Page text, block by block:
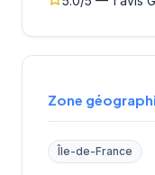
Zone
Île-de-France